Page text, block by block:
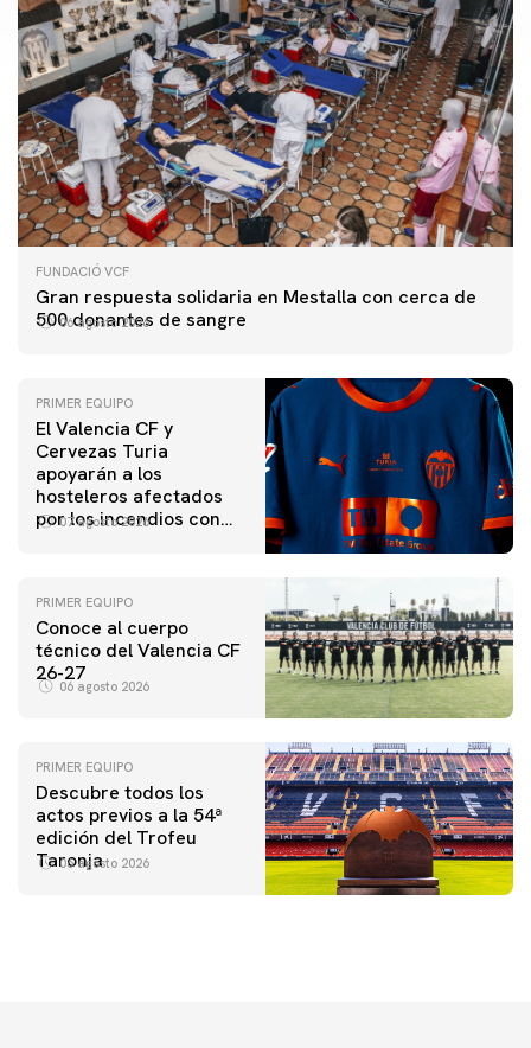
FUNDACIÓ VCF
Gran respuesta solidaria en Mestalla con cerca de
500 donantes de sangre
06 agosto 2026
PRIMER EQUIPO
El Valencia CF y
Cervezas Turia
apoyarán a los
hosteleros afectados
por los incendios con
07 agosto 2026
PRIMER EQUIPO
Conoce al cuerpo
técnico del Valencia CF
26-27
06 agosto 2026
PRIMER EQUIPO
Descubre todos los
actos previos a la 54ª
edición del Trofeu
Taronja
06 agosto 2026